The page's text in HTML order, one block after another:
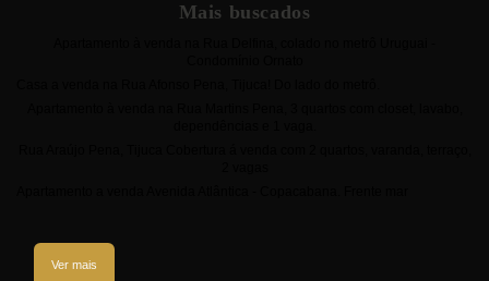
Mais buscados
Ver mais